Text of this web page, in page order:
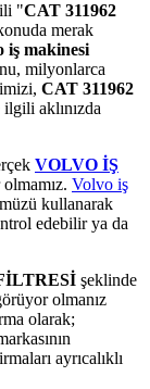
"CAT 311962
merak
iş makinesi
milyonlarca
CAT 311962
aklınızda
VOLVO İŞ
Volvo iş
kullanarak
edebilir ya da
şeklinde
olmanız
olarak;
ayrıcalıklı